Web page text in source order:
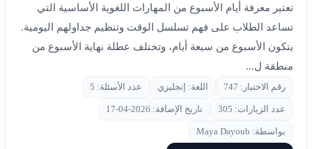
تعتبر معرفة أيام الأسبوع من المهارات اللغوية الأساسية التي
تساعد الطلاب على فهم تسلسل الوقت وتنظيم جداولهم اليومية.
يتكون الأسبوع من سبعة أيام، وتختلف عطلة نهاية الأسبوع من
منطقة ل...
رقم الاختبار: 747 اللغة: إنجليزي عدد الأسئلة: 5
عدد الزيارات: 305 تاريخ الإضافة: 2026-04-17
بواسطة: Maya Dayoub